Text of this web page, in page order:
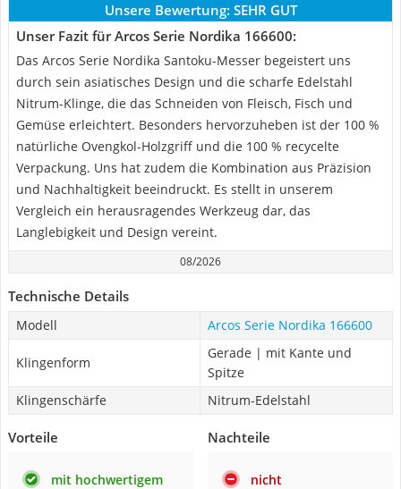
Unsere Bewertung: SEHR GUT
Unser Fazit für Arcos Serie Nordika 166600:
Das Arcos Serie Nordika Santoku-Messer begeistert uns
durch sein asiatisches Design und die scharfe Edelstahl
Nitrum-Klinge, die das Schneiden von Fleisch, Fisch und
Gemüse erleichtert. Besonders hervorzuheben ist der 100 %
natürliche Ovengkol-Holzgriff und die 100 % recycelte
Verpackung. Uns hat zudem die Kombination aus Präzision
und Nachhaltigkeit beeindruckt. Es stellt in unserem
Vergleich ein herausragendes Werkzeug dar, das
Langlebigkeit und Design vereint.
08/2026
Technische Details
Modell Arcos Serie Nordika 166600
Klingenform
Gerade | mit Kante und
Spitze
Klingenschärfe
Nitrum-Edelstahl
Vorteile
mit hochwertigem
Nachteile
nicht